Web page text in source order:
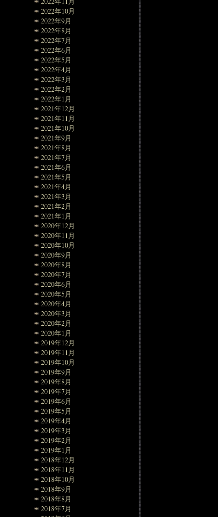
2022年10月
2022年9月
2022年8月
2022年7月
2022年6月
2022年5月
2022年4月
2022年3月
2022年2月
2022年1月
2021年12月
2021年11月
2021年10月
2021年9月
2021年8月
2021年7月
2021年6月
2021年5月
2021年4月
2021年3月
2021年2月
2021年1月
2020年12月
2020年11月
2020年10月
2020年9月
2020年8月
2020年7月
2020年6月
2020年5月
2020年4月
2020年3月
2020年2月
2020年1月
2019年12月
2019年11月
2019年10月
2019年9月
2019年8月
2019年7月
2019年6月
2019年5月
2019年4月
2019年3月
2019年2月
2019年1月
2018年12月
2018年11月
2018年10月
2018年9月
2018年8月
2018年7月